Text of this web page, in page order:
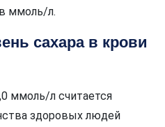
ммоль/л.
сахара в крови
ммоль/л считается
здоровых людей